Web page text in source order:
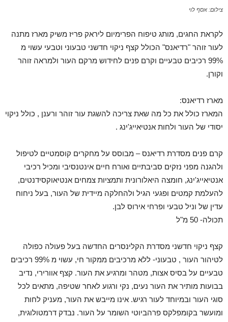
צילום: אסף לוי
לקראת החגים, מותג טיפוח הפרימיום ליראק פריז משיק מארז מתנה
לעור זוהר "רדיאנס" הכולל קצף ניקוי חדשני טבעוני וטבעי עשוי מ
99% רכיבים טבעיים וקרם פנים לחידוש מרקם העור ולמראה זוהר
וקורן.
מארז רדיאנס:
המארז כולל את כל מה שאת צריכה להשגת עור זוהר ורענן , כולל ניקוי
יסודי של העור ולחות אנטיאייג'ינג .
קרם פנים מסדרת רדיאנס – מבוסס על מחקרים קוסמטיים לטיפול
ולהגנה מפני נזקים סביבתיים ואורח חיים אינטנסיבי ומכיל רכיבי
אנטיאייג'ינג, חומצה היאלורונית ותמציות צמחים אנטיאוקסידנטים,
להעלמת קמטים ופגעי הגיל ולהחלקה מיידית של העור, בעל ניחוח
עדין של וניל טבעי ופרחי אירוס לבן.
תכולה- 50 מ"ל
קצף ניקוי חדשני מסדרת הקלינסרים החדשה בעל פעולה כפולה
לטיהור העור , טבעוני- ללא מרכיבים ממקור חי, עשוי מ 99% רכיבים
טבעיים על בסיס אצות, מטהר ומרגיע את העור. קצף אוורירי, נדיב
בבועות מותיר את העור נעים, נקי ורגוע לאחר שטיפה, מתאים לכל
סוגי העור ובמיוחד לעור רגיש. אינו מייבש את העור, מעניק לחות
ומועשר בקומפלקס פרהביוטי השומר על העור. נבדק דרמטולוגית,